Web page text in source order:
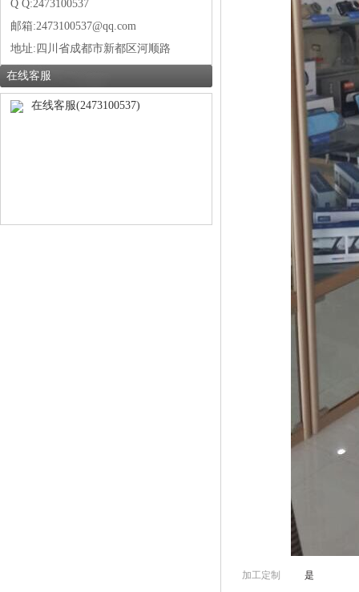
Q Q:2473100537
邮箱:2473100537@qq.com
地址: 四川省成都市新都区河顺路
在线客服
在线客服(2473100537)
加工定制 是